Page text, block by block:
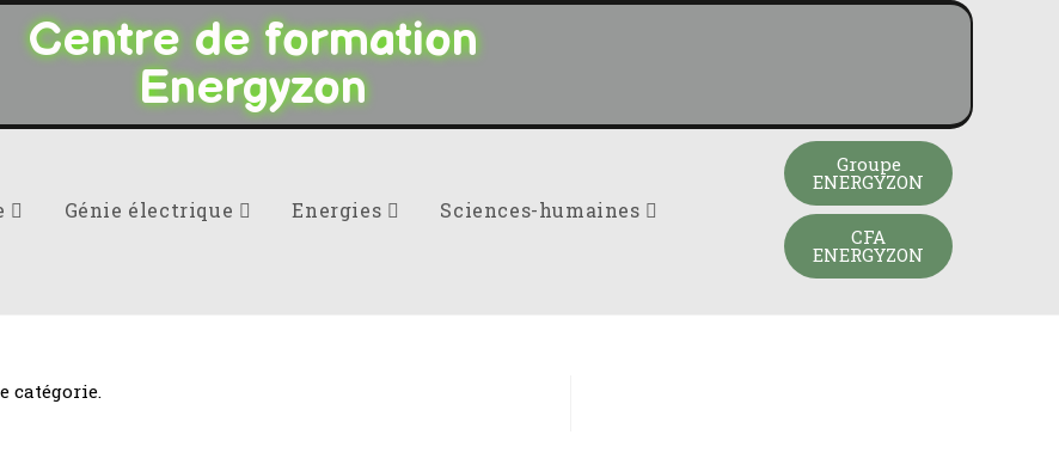
Centre de formation
Energyzon
Génie électrique Energies Sciences-humaines
Groupe
ENERGYZON
CFA
ENERGYZON
catégorie.